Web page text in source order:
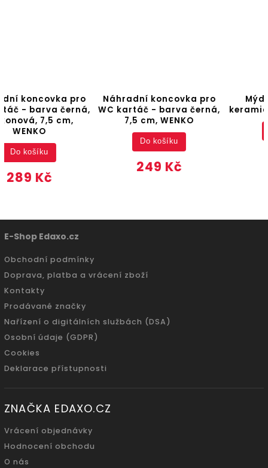
Náhradní koncovka pro
WC kartáč - barva černá,
7,5 cm, WENKO
249 Kč
Do košíku
Mýdlenka, RIVARA,
keramická, zlatá, WENKO
249 Kč
Do košíku
E-Shop Edaxo.cz
Obchodní podmínky
Doprava, platba a vrácení zboží
Kontakty
Prodávané značky
Nařízení o digitálních službách (DSA)
Osobní údaje (GDPR)
Cookies
Deklarace přístupnosti
ZNAČKA EDAXO.CZ
Vrácení objednávky
Hodnocení obchodu
O nás